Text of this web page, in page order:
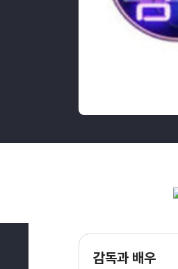
감독과 배우